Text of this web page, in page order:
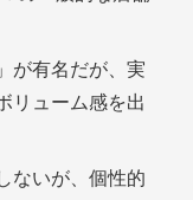
が有名だが、実
リューム感を出
ないが、個性的